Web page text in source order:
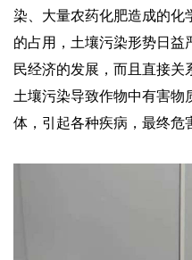
染、大量农药化肥造成的化
的占用，土壤污染形势日益
民经济的发展，而且直接关
土壤污染导致作物中有害物
体，引起各种疾病，最终危